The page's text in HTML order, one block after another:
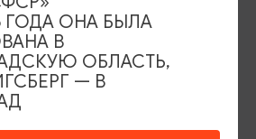
Афиша мероприятий
книга
ГОДА ОНА БЫЛА
В
ОБЛАСТЬ,
— В